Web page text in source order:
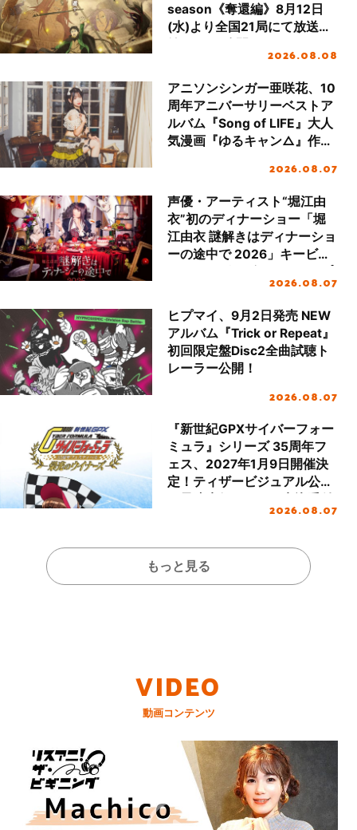
season《奪還編》8月12日
(水)より全国21局にて放送開
2026.08.08
アニソンシンガー亜咲花、10
周年アニバーサリーベストア
ルバム『Song of LIFE』大人
気漫画『ゆるキャン△』作
ペシャルジャケットデザイン
公開！
2026.08.07
声優・アーティスト“堀江由
衣”初のディナーショー「堀
江由衣 謎解きはディナーショ
ーの途中で 2026」キービジ
2026.08.07
ヒプマイ、9月2日発売 NEW
アルバム『Trick or Repeat』
初回限定盤Disc2全曲試聴ト
レーラー公開！
2026.08.07
『新世紀GPXサイバーフォー
ミュラ』シリーズ 35周年フ
ェス、2027年1月9日開催決
定！ティザービジュアル公開
2026.08.07
もっと見る
VIDEO
動画コンテンツ